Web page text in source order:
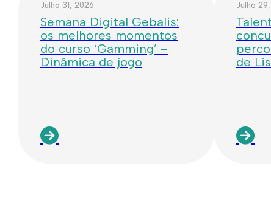
Julho 31, 2026
Semana Digital Gebalis:
os melhores momentos
do curso ‘Gamming’ –
Dinâmica de jogo
Julho
de